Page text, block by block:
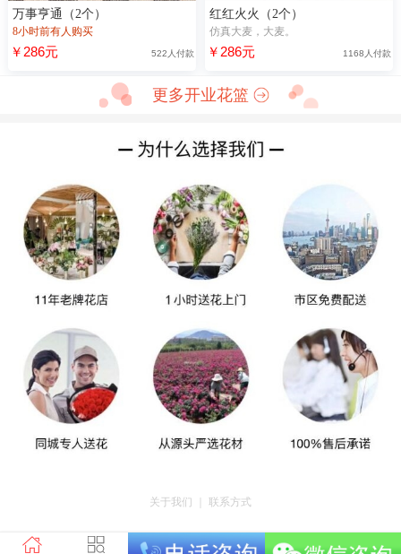
万事亨通（2个）
8小时前有人购买
￥286元 522人付款
红红火火（2个）
仿真大麦，大麦。
￥286元 1168人付款
更多开业花篮
关于我们 联系方式
版权所有：荣昌区昌州街道爱神鲜花店 地址：重庆市荣昌区昌州街道迎宾大道
南段3号35幢4-20 电话：tel023-46761716